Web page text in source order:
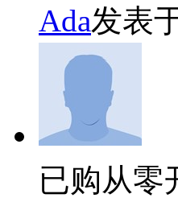
Ada发表
已购从零